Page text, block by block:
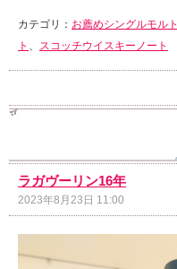
カテゴリ： お薦めシングルモルト
ト 、 スコッチウイスキーノート
ラガヴーリン16年
2023年8月23日 11:00